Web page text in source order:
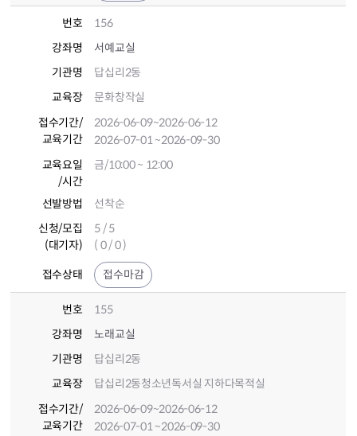
번호
156
강좌명
서예교실
기관명
답십리2동
교육장
문화창작실
접수기간/
교육기간
2026-06-09~2026-06-12
2026-07-01~2026-09-30
교육요일
/시간
금/10:00 ~ 12:00
선발방법
선착순
신청/모집
(대기자)
5 / 5
( 0 / 0 )
접수상태 접수마감
번호
155
강좌명
노래교실
기관명
답십리2동
교육장
답십리2동청소년독서실 지하다목적실
접수기간/
교육기간
2026-06-09~2026-06-12
2026-07-01~2026-09-30